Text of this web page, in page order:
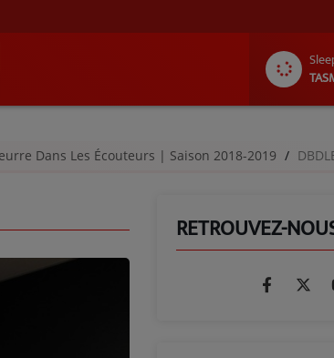
Dans Les Écouteurs | Saison 2018-2019 DBDLE -
RETROUVEZ-